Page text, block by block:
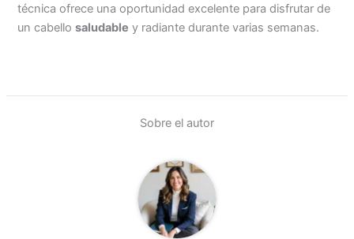
técnica ofrece una oportunidad excelente para disfrutar de
un cabellosaludable y radiante durante varias semanas.
Sobre el autor